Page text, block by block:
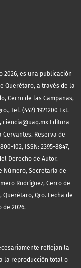
2026, es una publicación
Querétaro, a través de la
Cerro de las Campanas,
Tel. (442) 1921200 Ext.
Editora
Cervantes. Reserva de
102, ISSN: 2395-8847,
Derecho de Autor.
Número, Secretaría de
Rodríguez, Cerro de
Querétaro, Qro. Fecha de
2026.
reflejan la
la reproducción total o